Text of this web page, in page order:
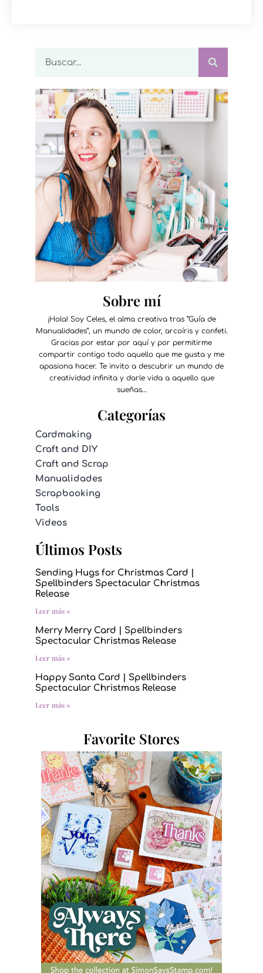
Sobre mí
¡Hola! Soy Celes, el alma creativa tras “Guía de
Manualidades”, un mundo de color, arcoíris y confeti.
Gracias por estar por aquí y por permitirme
compartir contigo todo aquello que me gusta y me
apasiona hacer. Te invito a descubrir un mundo de
creatividad infinita y darle vida a aquello que
sueñas…
Categorías
Cardmaking
Craft and DIY
Craft and Scrap
Manualidades
Scrapbooking
Tools
Videos
Últimos Posts
Sending Hugs for Christmas Card |
Spellbinders Spectacular Christmas
Release
Leer más »
Merry Merry Card | Spellbinders
Spectacular Christmas Release
Leer más »
Happy Santa Card | Spellbinders
Spectacular Christmas Release
Leer más »
Favorite Stores